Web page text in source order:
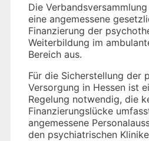
Die
eine angemessene
Finanzierung der
Weiterbildung im
Bereich aus.
Für die Sicherstellung der
Versorgung in Hessen ist
Regelung notwendig, die
Finanzierungslücke
angemessene
den psychiatrischen